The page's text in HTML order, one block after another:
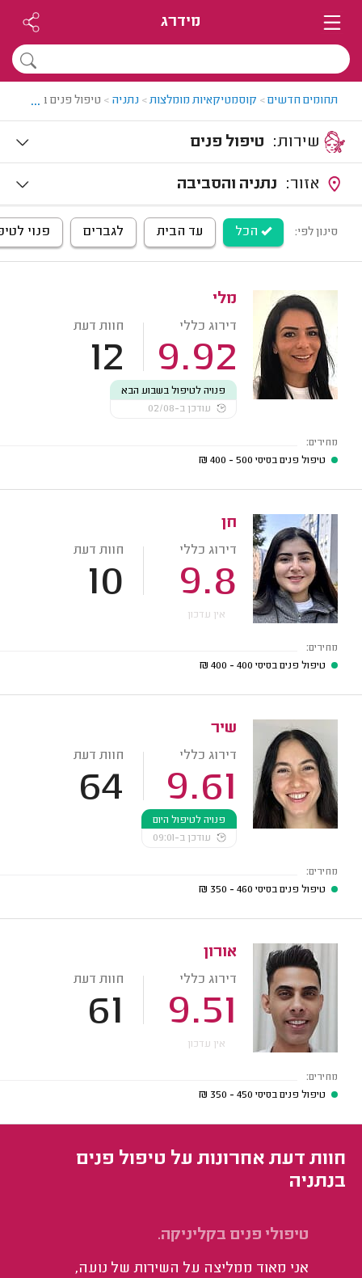
מידרג
תחומים חדשים> קוסמטיקאיות מומלצות> נתניה > טיפול פנים בנתניה
...
טיפול פנים
נתניה והסביבה
סינון לפי: הכל עד הבית לגברים פנוי
מלי
דירוג כללי
9.92
חוות דעת
12
פנויה לטיפול בשבוע הבא
עודכן ב-02/08
מחירים:
טיפול פנים בסיסי 500 - 400
₪
חן
דירוג כללי
9.8
חוות דעת
10
אין עדכון
מחירים:
טיפול פנים בסיסי 400 - 400
₪
שיר
דירוג כללי
9.61
חוות דעת
64
פנויה לטיפול היום
עודכן ב-09:01
מחירים:
טיפול פנים בסיסי 460 - 350
₪
אורון
דירוג כללי
9.51
חוות דעת
61
אין עדכון
מחירים:
טיפול פנים בסיסי 450 - 350
₪
חוות דעת אחרונות על טיפול פנים
בנתניה
טיפולי פנים בקליניקה.
אני מאוד ממליצה על השירות של נועה,